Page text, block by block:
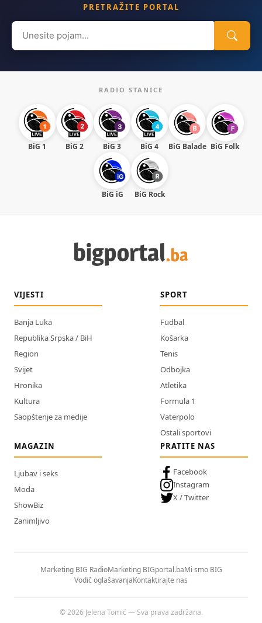
PRETRAŽITE PORTAL
Search
for:
RADIO STANICE
BiG 1 BiG 2 BiG 3 BiG 4 BiG Balade BiG Folk
BiG iG BiG Rock
VIJESTI
Banja Luka
Republika Srpska / BiH
Region
Svijet
Hronika
Kultura
Saopštenje za medije
SPORT
Fudbal
Košarka
Tenis
Odbojka
Atletika
Formula 1
Vaterpolo
Ostali sportovi
MAGAZIN
Ljubav i seks
Moda
ShowBiz
Zanimljivo
PRATITE NAS
Facebook
Instagram
X / Twitter
Marketing BIG RadioMarketing BIGportal.baMi smo BIG
Vodič oglašavanjaKontaktirajte nas
© 2026 Jelena Tomić — Sva prava zadržana.